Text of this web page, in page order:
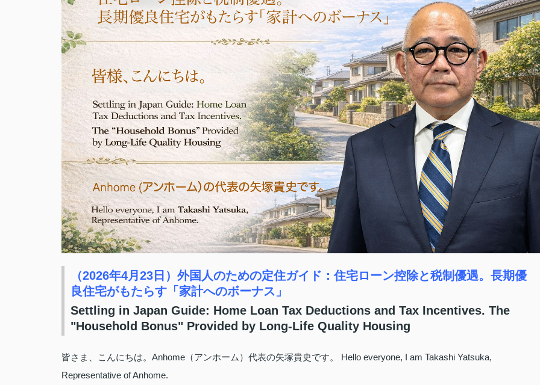
（2026年4月23日）外国人のための定住ガイド：住宅ローン控除と税制優遇。長期優
良住宅がもたらす「家計へのボーナス」
Settling in Japan Guide: Home Loan Tax Deductions and Tax Incentives. The
"Household Bonus" Provided by Long-Life Quality Housing
皆さま、こんにちは。Anhome（アンホーム）代表の矢塚貴史です。 Hello everyone, I am Takashi Yatsuka,
Representative of Anhome.